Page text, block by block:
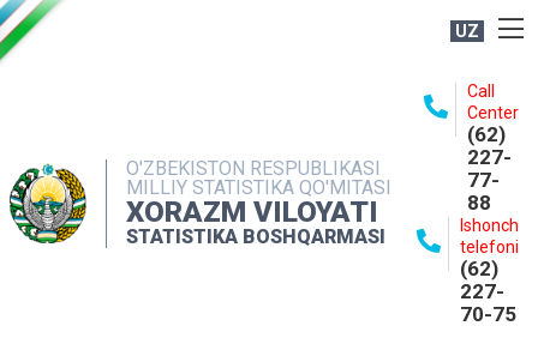
UZ
O'ZBEKISTON RESPUBLIKASI
MILLIY STATISTIKA QO'MITASI
XORAZM VILOYATI
STATISTIKA BOSHQARMASI
Call
Center
(62)
227-
77-
88
Ishonch
telefoni
(62)
227-
70-75
NASHRLAR
INTERAKTIV XIZMATLAR
MATBUOT XIZMATI